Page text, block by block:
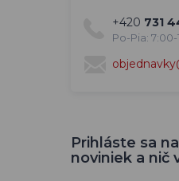
+420 731
Po-Pia: 7:00-
Prihláste sa
noviniek a nič